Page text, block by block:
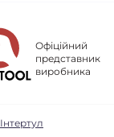
Офіційний
представник
виробника
Інтертул